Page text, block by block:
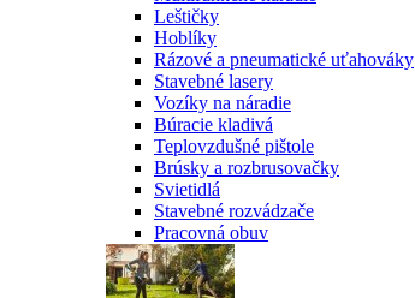
Leštičky
Hoblíky
Rázové a pneumatické uťahováky
Stavebné lasery
Vozíky na náradie
Búracie kladivá
Teplovzdušné pištole
Brúsky a rozbrusovačky
Svietidlá
Stavebné rozvádzače
Pracovná obuv